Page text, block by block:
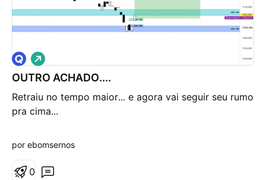
OUTRO ACHADO....
Retraiu no tempo maior... e agora vai seguir seu rumo
pra cima...
V
i
é
d
a
a
por ebomsernos
0